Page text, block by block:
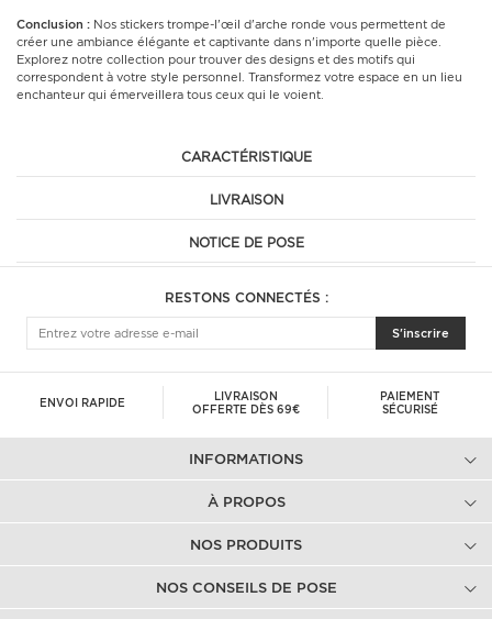
Conclusion : Nos stickers trompe-l'œil d'arche ronde vous permettent de
créer une ambiance élégante et captivante dans n'importe quelle pièce.
Explorez notre collection pour trouver des designs et des motifs qui
correspondent à votre style personnel. Transformez votre espace en un lieu
enchanteur qui émerveillera tous ceux qui le voient.
CARACTÉRISTIQUE
LIVRAISON
NOTICE DE POSE
RESTONS CONNECTÉS :
S'inscrire
ENVOI RAPIDE
LIVRAISON
OFFERTE DÈS 69€
PAIEMENT
SÉCURISÉ
INFORMATIONS
À PROPOS
NOS PRODUITS
NOS CONSEILS DE POSE